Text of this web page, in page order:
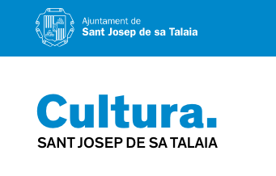
al
contingut